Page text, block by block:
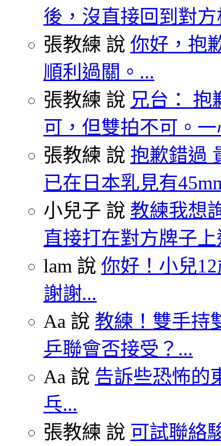
後，沒直接回到對
張教練 說 你好，抱
順利過關。...
張教練 說 兄台： 抱
可，但雙拍不可。一
張教練 說 抱歉錯過
已在日本乳見有
小兒子 說 教練我想
直接打在對方牌子
lam 說 你好！小兒
謝謝...
Aa 說 教練！雙手持
乒聯會否接受？...
Aa 說 告訴些恐怖的
乓...
張教練 說 可試聯絡